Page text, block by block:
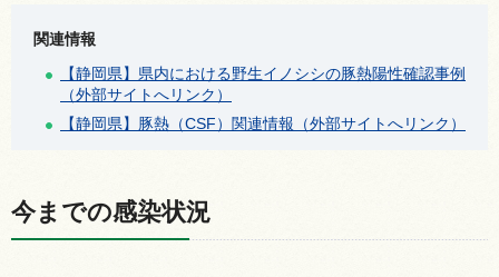
関連情報
【静岡県】県内における野生イノシシの豚熱陽性確認事例
（外部サイトへリンク）
【静岡県】豚熱（CSF）関連情報（外部サイトへリンク）
今までの感染状況